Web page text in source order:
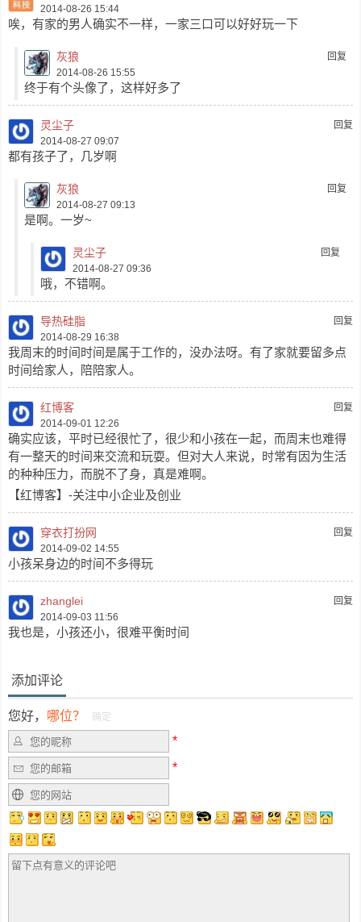
2014-08-26 15:44
唉，有家的男人确实不一样，一家三口可以好好玩一下
回复
灰狼
2014-08-26 15:55
终于有个头像了，这样好多了
回复
灵尘子
2014-08-27 09:07
都有孩子了，几岁啊
回复
灰狼
2014-08-27 09:13
是啊。一岁~
回复
灵尘子
2014-08-27 09:36
哦，不错啊。
回复
导热硅脂
2014-08-29 16:38
我周末的时间时间是属于工作的，没办法呀。有了家就要留多点
时间给家人，陪陪家人。
回复
红博客
2014-09-01 12:26
确实应该，平时已经很忙了，很少和小孩在一起，而周末也难得
有一整天的时间来交流和玩耍。但对大人来说，时常有因为生活
的种种压力，而脱不了身，真是难啊。
【红博客】-关注中小企业及创业
回复
穿衣打扮网
2014-09-02 14:55
小孩呆身边的时间不多得玩
回复
zhanglei
2014-09-03 11:56
我也是，小孩还小，很难平衡时间
添加评论
您好， 哪位？ 确定